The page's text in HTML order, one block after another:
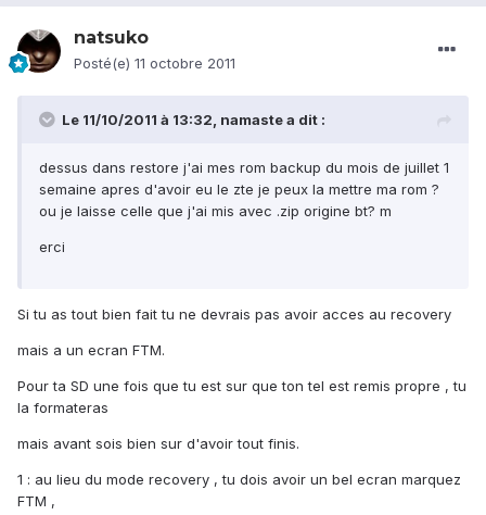
natsuko
Posté(e) 11 octobre 2011
Le 11/10/2011 à 13:32, namaste a dit :
dessus dans restore j'ai mes rom backup du mois de juillet 1
semaine apres d'avoir eu le zte je peux la mettre ma rom ?
ou je laisse celle que j'ai mis avec .zip origine bt? m
erci
Si tu as tout bien fait tu ne devrais pas avoir acces au recovery
mais a un ecran FTM.
Pour ta SD une fois que tu est sur que ton tel est remis propre , tu
la formateras
mais avant sois bien sur d'avoir tout finis.
1 : au lieu du mode recovery , tu dois avoir un bel ecran marquez
FTM ,